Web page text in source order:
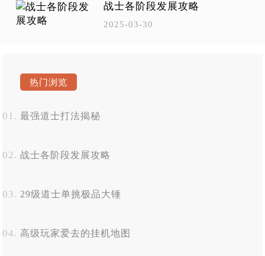
战士各阶段发展攻略
2025-03-30
热门浏览
最强道士打法揭秘
战士各阶段发展攻略
29级道士单挑极品大锤
高级玩家爱去的挂机地图